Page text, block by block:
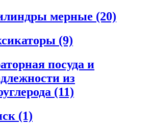
мерные (20)
(9)
посуда и
из
(11)
(1)